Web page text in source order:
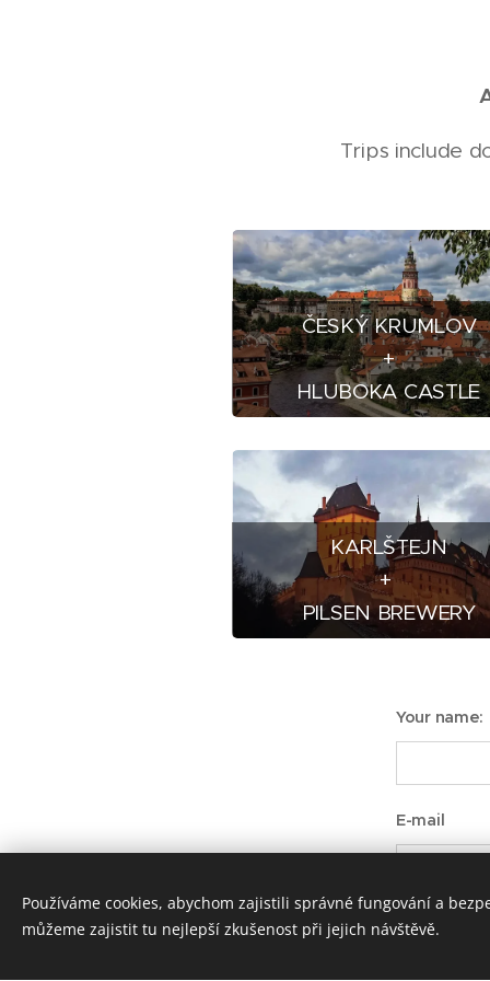
Trips include
ČESKÝ KRUMLOV
+
HLUBOKA CASTLE
KARLŠTEJN
+
PILSEN BREWERY
Your name:
E-mail
Message
Používáme cookies, abychom zajistili správné fungování a
můžeme zajistit tu nejlepší zkušenost při jejich návštěvě.